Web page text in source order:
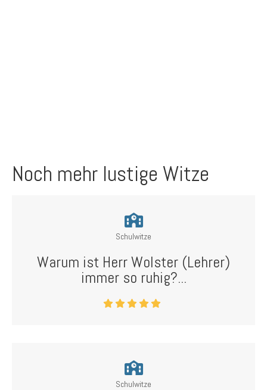
Noch mehr lustige Witze
Schulwitze
Warum ist Herr Wolster (Lehrer)
immer so ruhig?...
Schulwitze